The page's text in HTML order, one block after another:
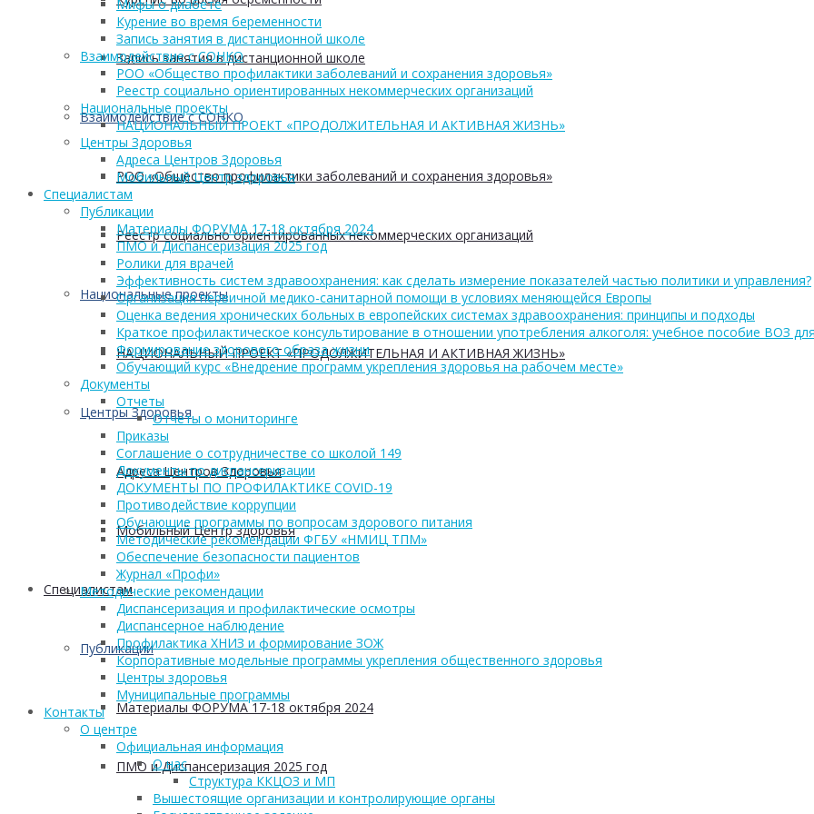
Запись занятия в дистанционной школе
Взаимодействие с СОНКО
РОО «Общество профилактики заболеваний и сохранения здоровья»
Реестр социально ориентированных некоммерческих организаций
Национальные проекты
НАЦИОНАЛЬНЫЙ ПРОЕКТ «ПРОДОЛЖИТЕЛЬНАЯ И АКТИВНАЯ ЖИЗНЬ»
Центры Здоровья
Адреса Центров Здоровья
Мобильный Центр здоровья
Cпециалистам
Публикации
Материалы ФОРУМА 17-18 октября 2024
ПМО и Диспансеризация 2025 год
Мифы о диабете
Курение во время беременности
Запись занятия в дистанционной школе
Взаимодействие с СОНКО
РОО «Общество профилактики заболеваний и сохранения здоровья»
Реестр социально ориентированных некоммерческих организаций
Национальные проекты
НАЦИОНАЛЬНЫЙ ПРОЕКТ «ПРОДОЛЖИТЕЛЬНАЯ И АКТИВНАЯ ЖИЗНЬ»
Центры Здоровья
Адреса Центров Здоровья
Мобильный Центр здоровья
Cпециалистам
Публикации
Материалы ФОРУМА 17-18 октября 2024
ПМО и Диспансеризация 2025 год
Ролики для врачей
Эффективность систем здравоохранения: как сделать измерение показателей частью политики и управления?
Организация первичной медико-санитарной помощи в условиях меняющейся Европы
Оценка ведения хронических больных в европейских системах здравоохранения: принципы и подходы
Краткое профилактическое консультирование в отношении употребления алкоголя: учебное пособие ВОЗ
Формирование здорового образа жизни
Обучающий курс «Внедрение программ укрепления здоровья на рабочем месте»
Документы
Отчеты
Отчеты о мониторинге
Приказы
Соглашение о сотрудничестве со школой 149
Документы по диспансеризации
ДОКУМЕНТЫ ПО ПРОФИЛАКТИКЕ COVID-19
Противодействие коррупции
Обучающие программы по вопросам здорового питания
Методические рекомендации ФГБУ «НМИЦ ТПМ»
Обеспечение безопасности пациентов
Журнал «Профи»
Методические рекомендации
Диспансеризация и профилактические осмотры
Диспансерное наблюдение
Профилактика ХНИЗ и формирование ЗОЖ
Корпоративные модельные программы укрепления общественного здоровья
Центры здоровья
Муниципальные программы
Контакты
О центре
Официальная информация
О нас
Структура ККЦОЗ и МП
Вышестоящие организации и контролирующие органы